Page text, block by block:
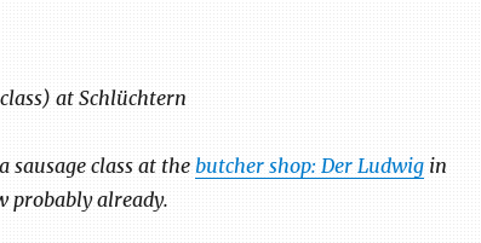
at Schlüchtern
sausage class at the butcher shop: Der Ludwigin
probably already.